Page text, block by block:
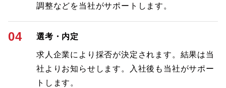
調整などを当社がサポートします。
04 選考・内定
求人企業により採否が決定されます。結果は当
社よりお知らせします。入社後も当社がサポー
トします。